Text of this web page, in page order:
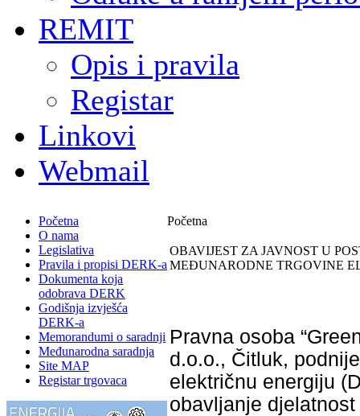
REMIT
Opis i pravila
Registar
Linkovi
Webmail
Početna
O nama
Legislativa
Pravila i propisi DERK-a
Dokumenta koja
odobrava DERK
Godišnja izvješća
DERK-a
Memorandumi o saradnji
Međunarodna saradnja
Site MAP
Registar trgovaca
Početna
OBAVIJEST ZA JAVNOST U
MEĐUNARODNE TRGOVINE
Pravna osoba
d.o.o., Čitluk,
električnu energiju
obavljanje